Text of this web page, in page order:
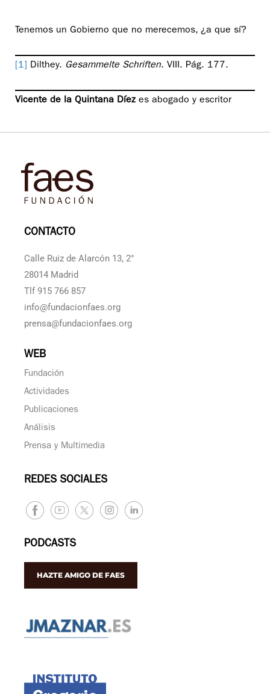
Tenemos un Gobierno que no merecemos, ¿a que sí?
[1] Dilthey. Gesammelte Schriften. VIII. Pág. 177.
Vicente de la Quintana Díez es abogado y escritor
CONTACTO
Calle Ruiz de Alarcón 13, 2°
28014 Madrid
Tlf 915 766 857
info@fundacionfaes.org
prensa@fundacionfaes.org
WEB
Fundación
Actividades
Publicaciones
Análisis
Prensa y Multimedia
REDES SOCIALES
PODCASTS
HAZTE AMIGO DE FAES